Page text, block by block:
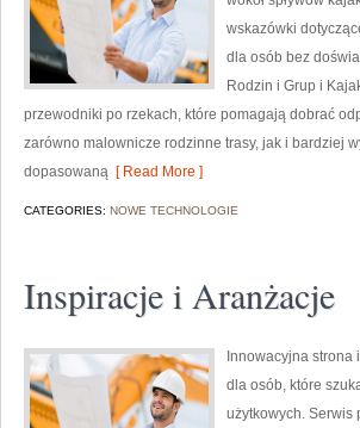
wskazówki
dla osób bez
Rodzin i Grup i
przewodniki po rzekach, które pomagają dobrać
zarówno malownicze rodzinne trasy, jak i bardziej
dopasowaną [ Read More ]
CATEGORIES: NOWE TECHNOLOGIE
Inspiracje i Aranżacje
Innowacyjna
dla osób, które
użytkowych. Serwis